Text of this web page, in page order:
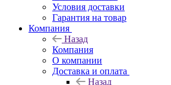
Условия доставки
Гарантия на товар
Компания
Назад
Компания
О компании
Доставка и оплата
Назад